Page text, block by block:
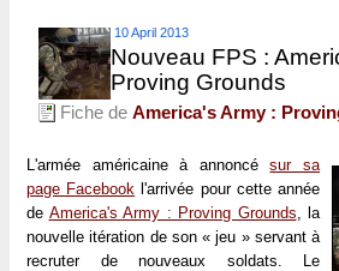
10 April 2013
Nouveau FPS :
Proving Grounds
Fiche de America's Army :
L'armée américaine à annoncésur sa
page Facebook l'arrivée pour cette année
de America's Army : Proving Grounds, la
nouvelle itération de son « jeu » servant à
recruter de nouveaux soldats. Le